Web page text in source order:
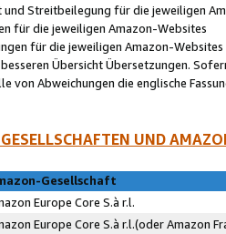
und Streitbeilegung für die jeweiligen
für die jeweiligen Amazon-Websites
für die jeweiligen Amazon-Websites
Übersicht Übersetzungen.
von Abweichungen die englische
UND
Gesellschaft
Europe Core S.à r.l.
Europe Core S.à r.l.(oder Amazon